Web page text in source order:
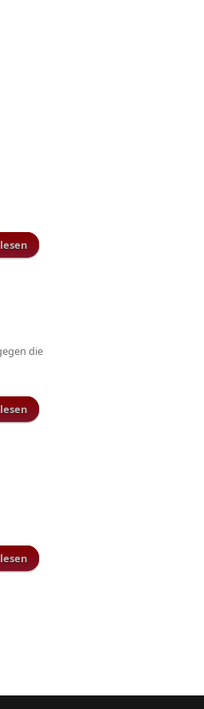
über AH Tus Schillingen
die
über Spielbetrieb am Wochenende
über AH Versammlung 2012